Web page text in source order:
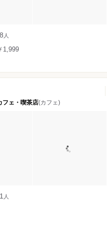
人
1,999
フェ・喫茶店(カフェ)
人